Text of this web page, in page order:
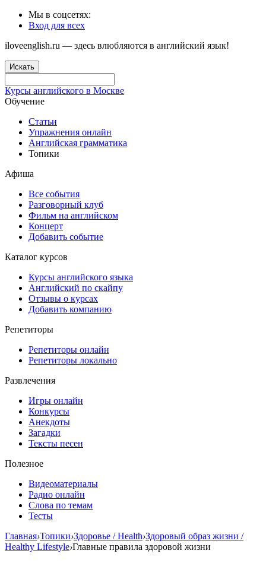
Мы в соцсетях:
Вход для всех
iloveenglish.ru — здесь влюбляются в английский язык!
Искать
Курсы английского в Москве
Обучение
Статьи
Упражнения онлайн
Английская грамматика
Топики
Афиша
Все события
Разговорный клуб
Фильм на английском
Концерт
Добавить событие
Каталог курсов
Курсы английского языка
Английский по скайпу
Отзывы о курсах
Добавить компанию
Репетиторы
Репетиторы онлайн
Репетиторы локально
Развлечения
Игры онлайн
Конкурсы
Анекдоты
Загадки
Тексты песен
Полезное
Видеоматериалы
Радио онлайн
Слова по темам
Тесты
Главная›Топики›Здоровье / Health›Здоровый образ жизни /
Healthy Lifestyle›Главные правила здоровой жизни